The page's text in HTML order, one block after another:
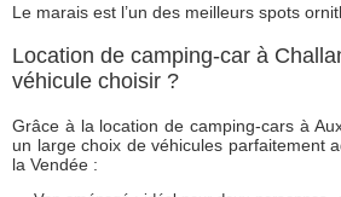
Le marais est l’un des meilleurs spots
Location de camping-car à
véhicule choisir ?
Grâce à la location de camping-cars à
un large choix de véhicules parfaitement
la Vendée :